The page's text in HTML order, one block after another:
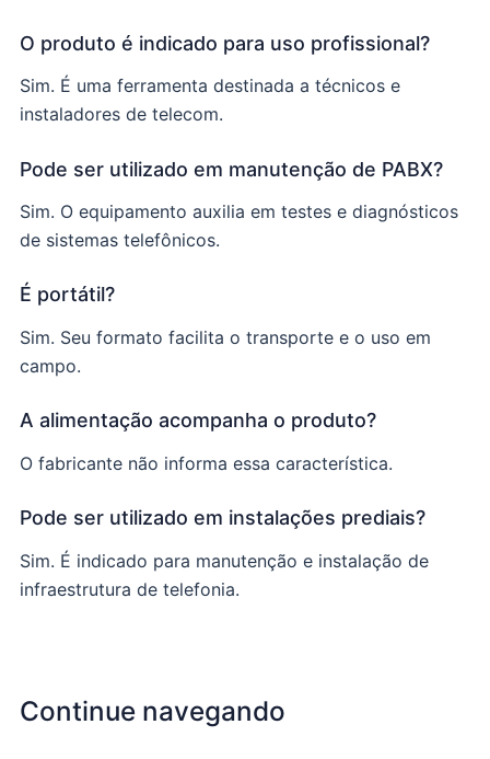
O produto é indicado para uso profissional?
Sim. É uma ferramenta destinada a técnicos e
instaladores de telecom.
Pode ser utilizado em manutenção de PABX?
Sim. O equipamento auxilia em testes e diagnósticos
de sistemas telefônicos.
É portátil?
Sim. Seu formato facilita o transporte e o uso em
campo.
A alimentação acompanha o produto?
O fabricante não informa essa característica.
Pode ser utilizado em instalações prediais?
Sim. É indicado para manutenção e instalação de
infraestrutura de telefonia.
Continue navegando